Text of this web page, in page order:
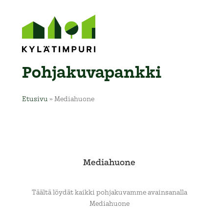
Pohja­kuva­pankki
Etusivu» Mediahuone
Mediahuone
Täältä löydät kaikki pohjakuvamme avainsanalla
Mediahuone